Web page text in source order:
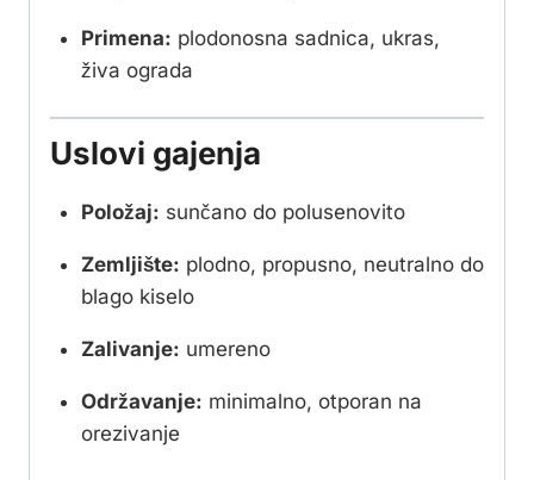
Primena: plodonosna sadnica, ukras,
živa ograda
Uslovi gajenja
Položaj: sunčano do polusenovito
Zemljište: plodno, propusno, neutralno do
blago kiselo
Zalivanje: umereno
Održavanje: minimalno, otporan na
orezivanje